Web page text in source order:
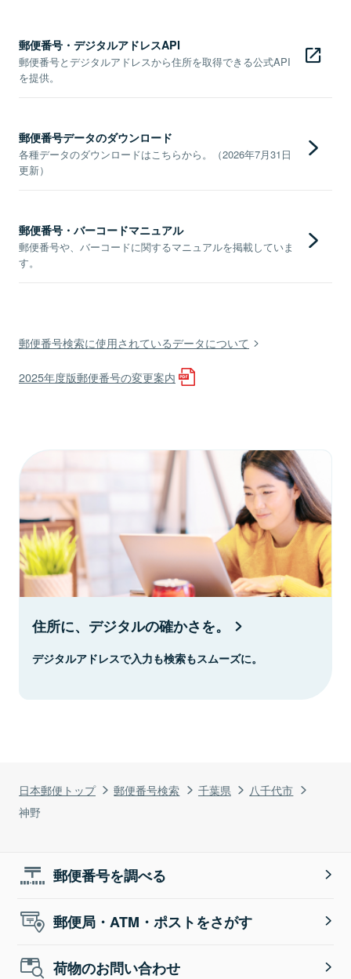
日本郵便トップ 郵便番号検索 千葉県
八千代市
神野
郵便番号・デジタルアドレスAPI
郵便番号とデジタルアドレスから住所を取得できる公式API
を提供。
郵便番号データのダウンロード
各種データのダウンロードはこちらから。（2026年7月31日
更新）
郵便番号・バーコードマニュアル
郵便番号や、バーコードに関するマニュアルを掲載していま
す。
郵便番号検索に使用されているデータについて
2025年度版郵便番号の変更案内
住所に、デジタルの確かさを。
デジタルアドレスで入力も検索もスムーズに。
郵便番号を調べる
郵便局・ATM・ポストをさがす
荷物のお問い合わせ